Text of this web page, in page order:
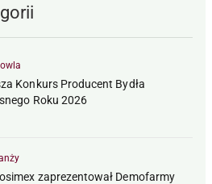
Konkurs Producent Bydła
Roku 2026
zaprezentował Demofarmy